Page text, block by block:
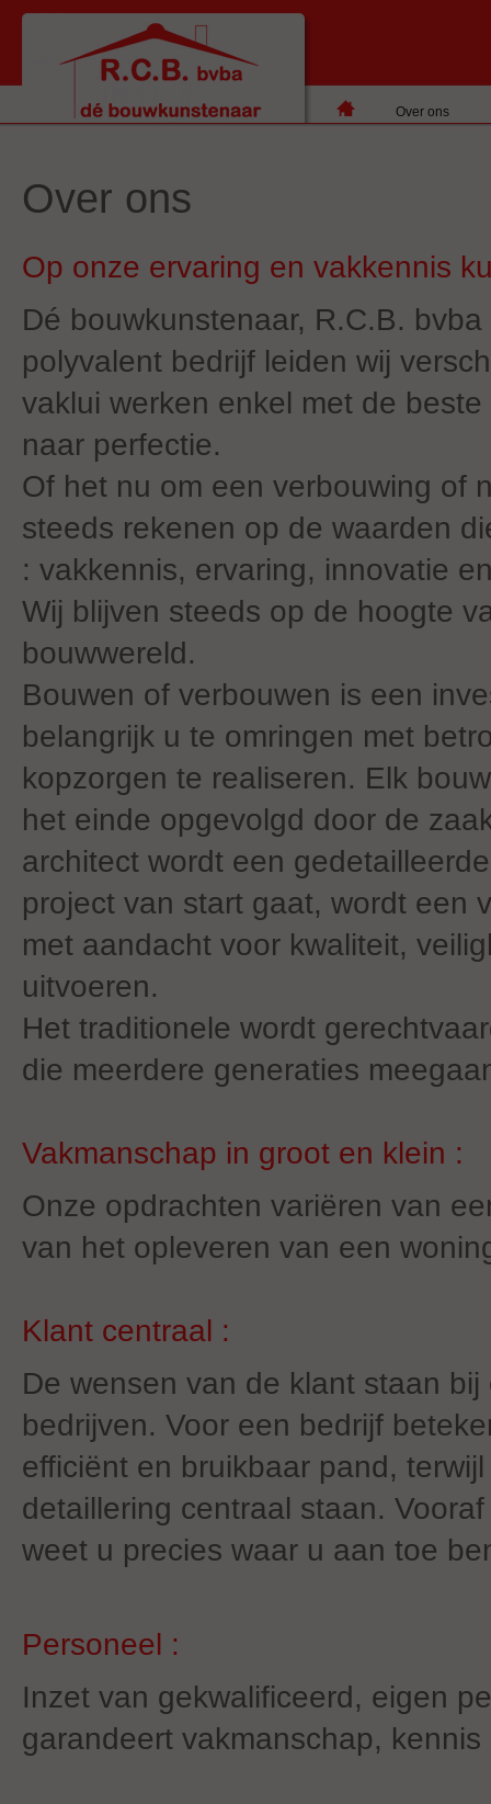
Over ons
Over ons
Op onze ervaring en vakkennis
Dé bouwkunstenaar, R.C.B.
polyvalent bedrijf leiden wij
vaklui werken enkel met de
naar perfectie.
Of het nu om een verbouwing of
steeds rekenen op de waarden
: vakkennis, ervaring, innovatie
Wij blijven steeds op de hoogte
bouwwereld.
Bouwen of verbouwen is een
belangrijk u te omringen met
kopzorgen te realiseren. Elk
het einde opgevolgd door de
architect wordt een
project van start gaat, wordt een
met aandacht voor kwaliteit,
uitvoeren.
Het traditionele wordt
die meerdere generaties
Vakmanschap in groot en klein :
Onze opdrachten variëren van
van het opleveren van een
Klant centraal :
De wensen van de klant staan
bedrijven. Voor een bedrijf
efficiënt en bruikbaar pand,
detaillering centraal staan.
weet u precies waar u aan toe
Personeel :
Inzet van gekwalificeerd, eigen
garandeert vakmanschap,